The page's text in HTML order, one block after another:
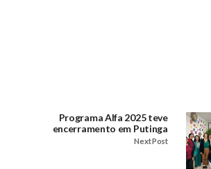
Programa Alfa 2025 teve
encerramento em Putinga
Next Post